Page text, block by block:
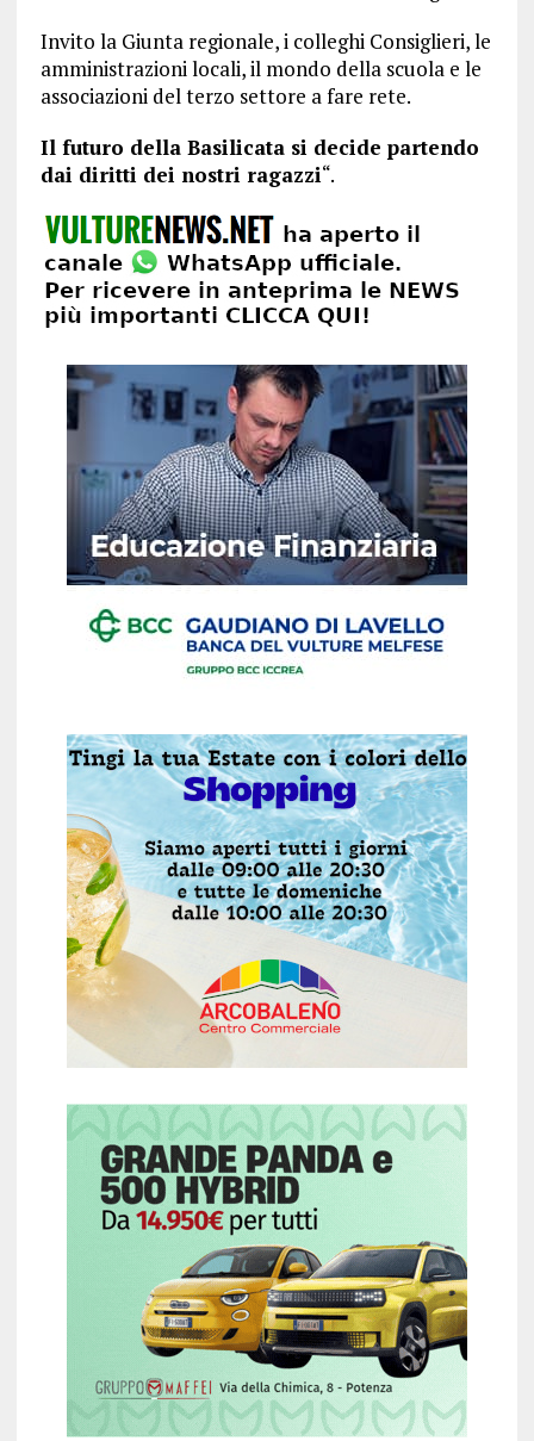
Invito la Giunta regionale, i colleghi Consiglieri, le
amministrazioni locali, il mondo della scuola e le
associazioni del terzo settore a fare rete.
Il futuro della Basilicata si decide partendo
dai diritti dei nostri ragazzi“.